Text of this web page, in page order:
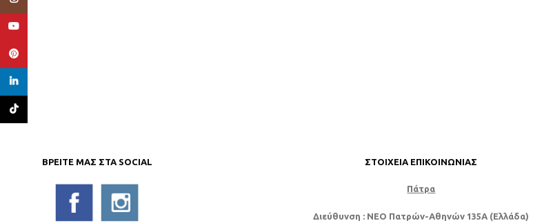
ΒΡΕΊΤΕ ΜΑΣ ΣΤΑ SOCIAL ΣΤΟΙΧΕΊΑ ΕΠΙΚΟΙΝΩΝΊΑΣ
Πάτρα
Διεύθυνση : NEO Πατρών-Αθηνών 135Α (Ελλάδα)